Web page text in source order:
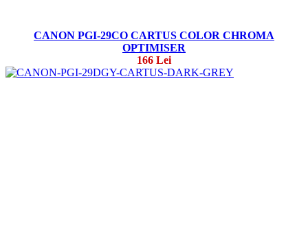
CANON PGI-29CO CARTUS COLOR CHROMA
OPTIMISER
166 Lei